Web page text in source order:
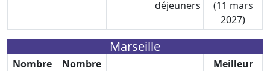
déjeuners
(11 mars
2027)
Marseille
Nombre
Nombre
Meilleur